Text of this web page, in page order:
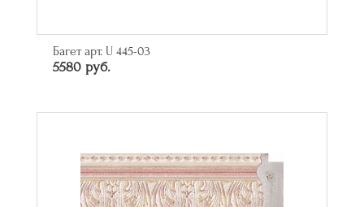
Багет арт. U 445-03
5580 руб.